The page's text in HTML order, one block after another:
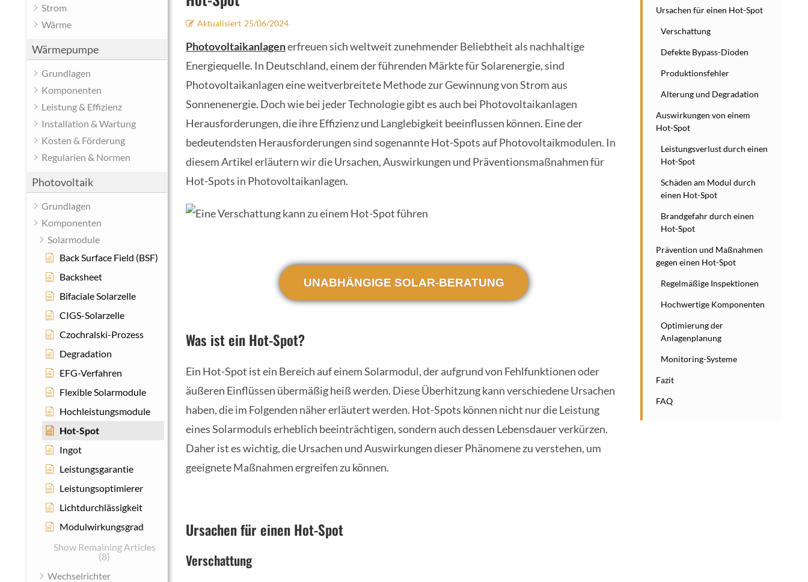
Strom
Wärme
Wärmepumpe
Grundlagen
Komponenten
Leistung & Effizienz
Installation & Wartung
Kosten & Förderung
Regularien & Normen
Photovoltaik
Grundlagen
Komponenten
Solarmodule
Back Surface Field (BSF)
Backsheet
Bifaciale Solarzelle
CIGS-Solarzelle
Czochralski-Prozess
Degradation
EFG-Verfahren
Flexible Solarmodule
Hochleistungsmodule
Hot-Spot
Ingot
Leistungsgarantie
Leistungsoptimierer
Lichtdurchlässigkeit
Modulwirkungsgrad
Show Remaining Articles
(8)
Wechselrichter
Aktualisiert 25/06/2024
Photovoltaikanlagenerfreuen sich weltweit zunehmender Beliebtheit als nachhaltige
Energiequelle. In Deutschland, einem der führenden Märkte für Solarenergie, sind
Photovoltaikanlagen eine weitverbreitete Methode zur Gewinnung von Strom aus
Sonnenenergie. Doch wie bei jeder Technologie gibt es auch bei Photovoltaikanlagen
Herausforderungen, die ihre Effizienz und Langlebigkeit beeinflussen können. Eine der
bedeutendsten Herausforderungen sind sogenannte Hot-Spots auf Photovoltaikmodulen. In
diesem Artikel erläutern wir die Ursachen, Auswirkungen und Präventionsmaßnahmen für
Hot-Spots in Photovoltaikanlagen.
UNABHÄNGIGE SOLAR-BERATUNG
Was ist ein Hot-Spot?
Ein Hot-Spot ist ein Bereich auf einem Solarmodul, der aufgrund von Fehlfunktionen oder
äußeren Einflüssen übermäßig heiß werden. Diese Überhitzung kann verschiedene Ursachen
haben, die im Folgenden näher erläutert werden. Hot-Spots können nicht nur die Leistung
eines Solarmoduls erheblich beeinträchtigen, sondern auch dessen Lebensdauer verkürzen.
Daher ist es wichtig, die Ursachen und Auswirkungen dieser Phänomene zu verstehen, um
geeignete Maßnahmen ergreifen zu können.
Ursachen für einen Hot-Spot
Verschattung
Ursachen für einen Hot-Spot
Verschattung
Defekte Bypass-Dioden
Produktionsfehler
Alterung und Degradation
Auswirkungen von einem
Hot-Spot
Leistungsverlust durch einen
Hot-Spot
Schäden am Modul durch
einen Hot-Spot
Brandgefahr durch einen
Hot-Spot
Prävention und Maßnahmen
gegen einen Hot-Spot
Regelmäßige Inspektionen
Hochwertige Komponenten
Optimierung der
Anlagenplanung
Monitoring-Systeme
Fazit
FAQ